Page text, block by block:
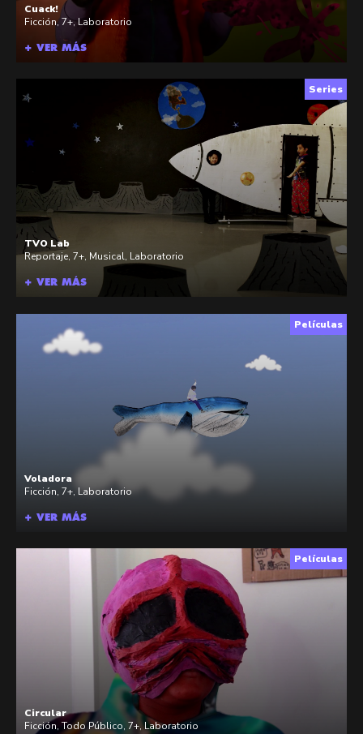
Cuack!
Ficción,7+, Laboratorio
+ VER MÁS
Series
TVO Lab
Reportaje, 7+, Musical, Laboratorio
+ VER MÁS
Películas
Voladora
Ficción, 7+, Laboratorio
+ VER MÁS
Películas
Circular
Ficción,Todo Público, 7+,Laboratorio